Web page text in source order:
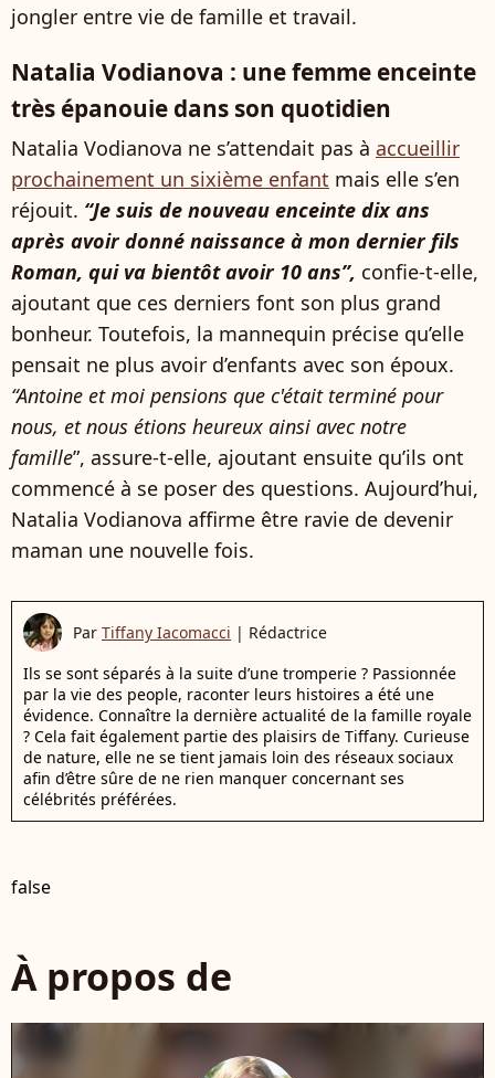
jongler entre vie de famille et travail.
Natalia Vodianova : une femme enceinte
très épanouie dans son quotidien
Natalia Vodianova ne s’attendait pas à accueillir
prochainement un sixième enfant mais elle s’en
réjouit. “Je suis de nouveau enceinte dix ans
après avoir donné naissance à mon dernier fils
Roman, qui va bientôt avoir 10 ans”, confie-t-elle,
ajoutant que ces derniers font son plus grand
bonheur. Toutefois, la mannequin précise qu’elle
pensait ne plus avoir d’enfants avec son époux.
“Antoine et moi pensions que c'était terminé pour
nous, et nous étions heureux ainsi avec notre
famille”, assure-t-elle, ajoutant ensuite qu’ils ont
commencé à se poser des questions. Aujourd’hui,
Natalia Vodianova affirme être ravie de devenir
maman une nouvelle fois.
Par Tiffany Iacomacci | Rédactrice
Ils se sont séparés à la suite d’une tromperie ? Passionnée
par la vie des people, raconter leurs histoires a été une
évidence. Connaître la dernière actualité de la famille royale
? Cela fait également partie des plaisirs de Tiffany. Curieuse
de nature, elle ne se tient jamais loin des réseaux sociaux
afin d’être sûre de ne rien manquer concernant ses
célébrités préférées.
false
À propos de